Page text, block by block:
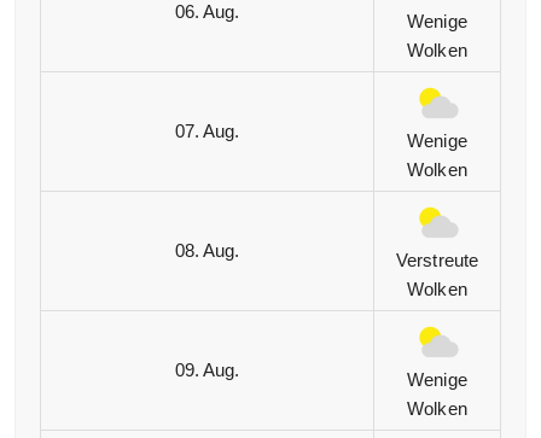
06. Aug.
Wenige
Wolken
07. Aug.
Wenige
Wolken
08. Aug.
Verstreute
Wolken
09. Aug.
Wenige
Wolken